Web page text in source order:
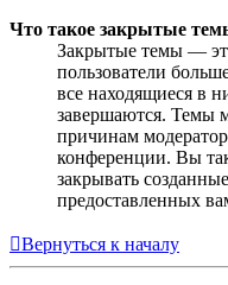
Что такое закрытые
Закрытые темы —
пользователи
все находящиеся в
завершаются. Темы
причинам
конференции. Вы
закрывать
предоставленных
Вернуться к началу